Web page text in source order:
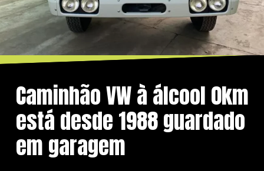
Caminhão VW à álcool 0km
está desde 1988 guardado
em garagem